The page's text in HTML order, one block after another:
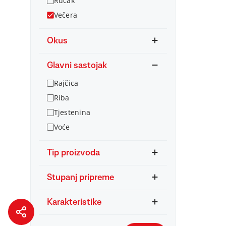
Večera
Okus
Glavni sastojak
Rajčica
Riba
Tjestenina
Voće
Tip proizvoda
Stupanj pripreme
Karakteristike